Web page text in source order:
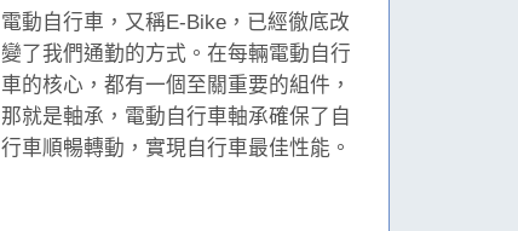
電動自行車，又稱E-Bike，已經徹底改
變了我們通勤的方式。在每輛電動自行
車的核心，都有一個至關重要的組件，
那就是軸承，電動自行車軸承確保了自
行車順暢轉動，實現自行車最佳性能。